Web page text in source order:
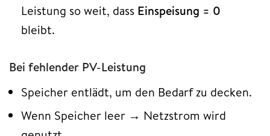
Leistung so weit, dass Einspeisung = 0
bleibt.
Bei fehlender PV-Leistung
Speicher entlädt, um den Bedarf zu decken.
Wenn Speicher leer → Netzstrom wird